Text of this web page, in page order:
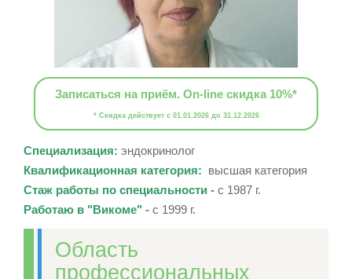
Записаться на приём. On-line скидка 10%*
* Скидка действует с 01.01.2026 до 31.12.2026
Специализация: эндокринолог
Квалификационная категория: высшая категория
Стаж работы по специальности - с 1987 г.
Работаю в "Викоме" - с 1999 г.
Область
профессиональных